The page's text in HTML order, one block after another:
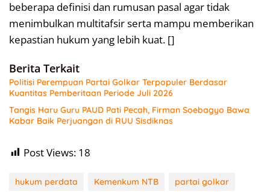
beberapa definisi dan rumusan pasal agar tidak
menimbulkan multitafsir serta mampu memberikan
kepastian hukum yang lebih kuat. []
Berita Terkait
Politisi Perempuan Partai Golkar Terpopuler Berdasar
Kuantitas Pemberitaan Periode Juli 2026
Tangis Haru Guru PAUD Pati Pecah, Firman Soebagyo Bawa
Kabar Baik Perjuangan di RUU Sisdiknas
Post Views: 18
hukum perdata Kemenkum NTB
partai golkar